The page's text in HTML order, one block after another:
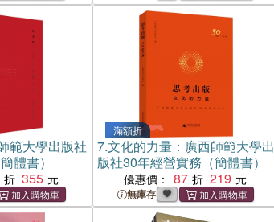
範大學出版社
體書）
355
滿額折
7.文化的力量：廣西師範大學出
版社30年經營實務（簡體書）
優惠價： 87 219
無庫存